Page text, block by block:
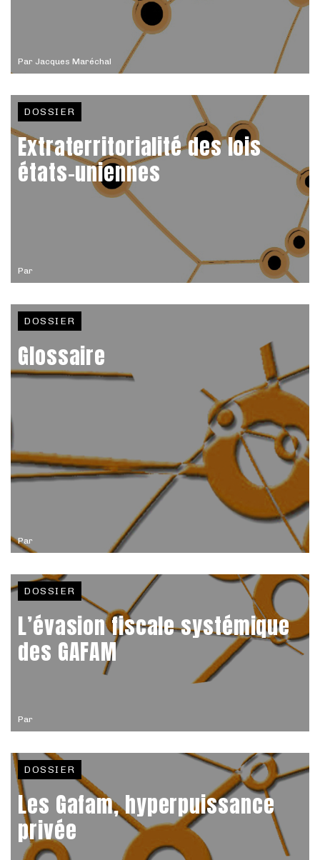
Par Jacques Maréchal
Par
DOSSIER
Extraterritorialité des lois
états-uniennes
Par
DOSSIER
Glossaire
Par
DOSSIER
L’évasion fiscale systémique
des GAFAM
DOSSIER
Les Gafam, hyperpuissance
privée